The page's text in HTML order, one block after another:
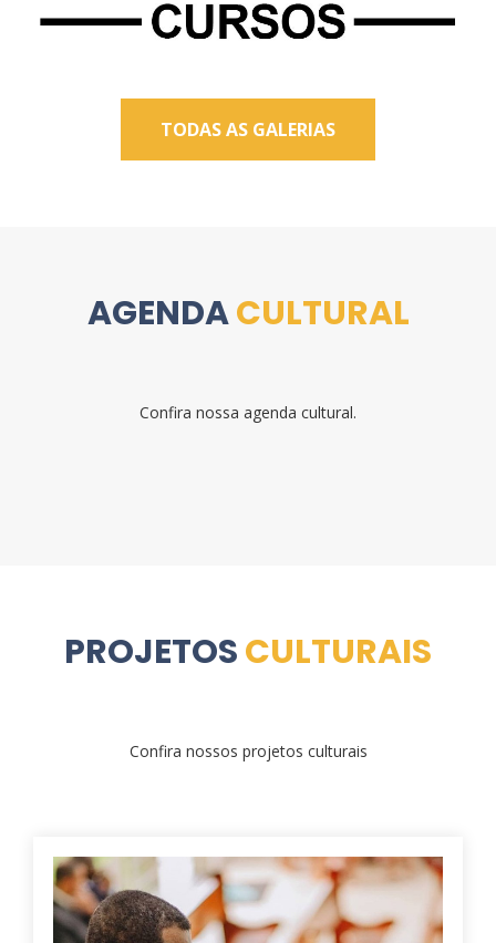
TODAS AS GALERIAS
AGENDACULTURAL
Confira nossa agenda cultural.
PROJETOSCULTURAIS
Confira nossos projetos culturais